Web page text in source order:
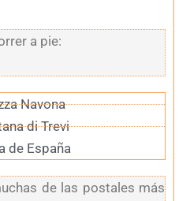
a pie:
Navona
di Trevi
de España
de las postales más